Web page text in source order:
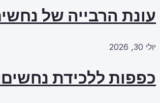
עונת הרבייה של
יולי 30, 2026
כפפות ללכידת